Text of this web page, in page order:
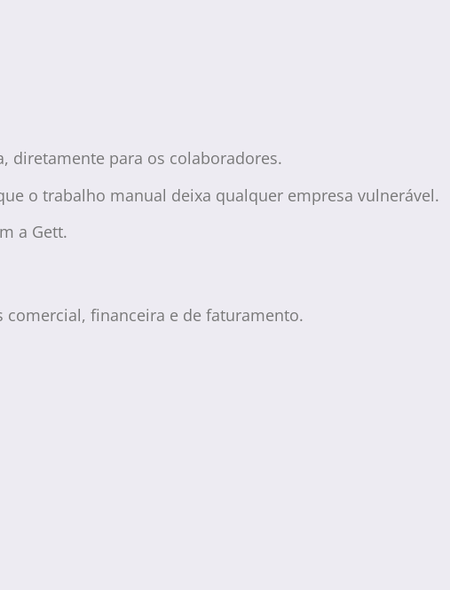
diretamente para os colaboradores.
o trabalho manual deixa qualquer empresa vulnerável.
a Gett.
comercial, financeira e de faturamento.